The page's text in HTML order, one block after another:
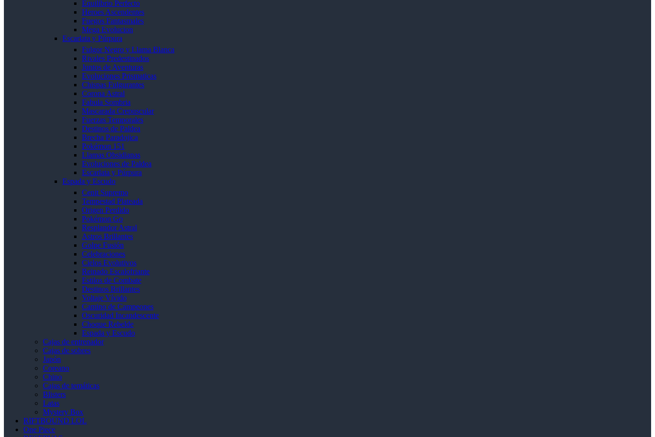
Equilibrio Perfecto
Heroes Ascendentes
Fuegos Fantasmales
Mega Evolucion
Escarlata y Púrpura
Fulgor Negro y Llama Blanca
Rivales Predestinados
Juntos de Aventuras
Evoluciones Prismaticas
Chispas Fulgurantes
Corona Astral
Fabula Sombria
Mascarada Crepuscular
Fuerzas Temporales
Destinos de Paldea
Brecha Paradojica
Pokémon 151
Llamas Obsidianas
Evoluciones de Paldea
Escarlata y Púrpura
Espada y Escudo
Cenit Supremo
Tempestad Plateada
Origen Perdido
Pokémon Go
Resplandor Astral
Astros Brillantes
Golpe Fusión
Celebraciones
Cielos Evolutivos
Reinado Escalofriante
Estilos de Combate
Destinos Brillantes
Voltaje Vívido
Camino de Campeones
Oscuridad Incandescente
Choque Rebelde
Espada y Escudo
Cajas de entrenador
Cajas de sobres
Japón
Coreano
Chino
Cajas de temáticas
Blisters
Latas
Mystery Box
RIFTBOUND LOL
One Piece